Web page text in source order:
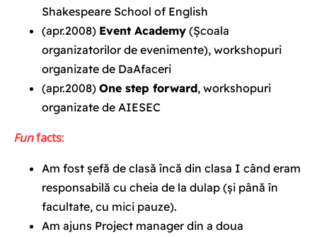
Shakespeare School of English
(apr.2008) Event Academy(Școala
organizatorilor de evenimente), workshopuri
organizate de DaAfaceri
(apr.2008) One step forward, workshopuri
organizate de AIESEC
Funfacts:
Am fost șefă de clasă încă din clasa I când eram
responsabilă cu cheia de la dulap (și până în
facultate, cu mici pauze).
Am ajuns Project manager din a doua